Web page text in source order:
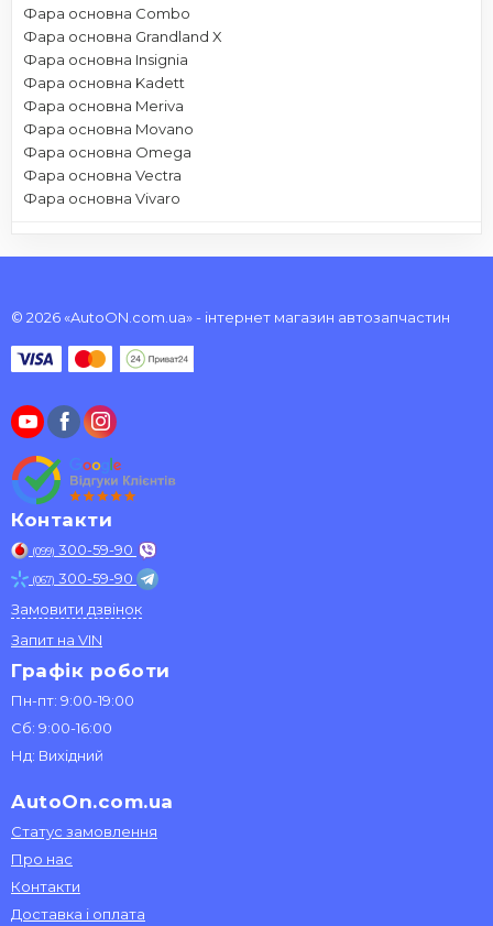
Фара основна Combo
Фара основна Grandland X
Фара основна Insignia
Фара основна Kadett
Фара основна Meriva
Фара основна Movano
Фара основна Omega
Фара основна Vectra
Фара основна Vivaro
© 2026 «AutoON.com.ua» - інтернет магазин автозапчастин
Контакти
(099) 300-59-90
(067) 300-59-90
Замовити дзвінок
Запит на VIN
Графік роботи
Пн-пт: 9:00-19:00
Сб: 9:00-16:00
Нд: Вихідний
AutoOn.com.ua
Статус замовлення
Про нас
Контакти
Доставка і оплата